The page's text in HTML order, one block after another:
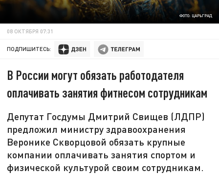
ФОТО: ЦАРЬГРАД
08 ОКТЯБРЯ 07:31
ПОДПИШИТЕСЬ:
В России могут обязать работодателя
оплачивать занятия фитнесом сотрудникам
Депутат Госдумы Дмитрий Свищев (ЛДПР)
предложил министру здравоохранения
Веронике Скворцовой обязать крупные
компании оплачивать занятия спортом и
физической культурой своим сотрудникам.